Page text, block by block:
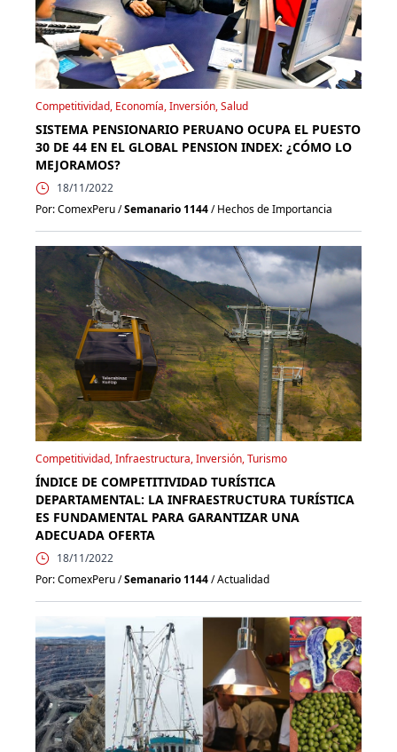
Competitividad, Economía, Inversión, Salud
SISTEMA PENSIONARIO PERUANO OCUPA EL PUESTO
30 DE 44 EN EL GLOBAL PENSION INDEX: ¿CÓMO LO
MEJORAMOS?
18/11/2022
Por: ComexPeru /Semanario 1144/ Hechos de Importancia
Competitividad, Infraestructura, Inversión, Turismo
ÍNDICE DE COMPETITIVIDAD TURÍSTICA
DEPARTAMENTAL: LA INFRAESTRUCTURA TURÍSTICA
ES FUNDAMENTAL PARA GARANTIZAR UNA
ADECUADA OFERTA
18/11/2022
Por: ComexPeru /Semanario 1144/ Actualidad